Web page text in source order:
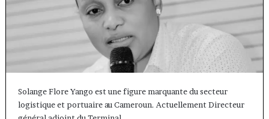
Solange Flore Yango est une figure marquante du secteur
logistique et portuaire au Cameroun. Actuellement Directeur